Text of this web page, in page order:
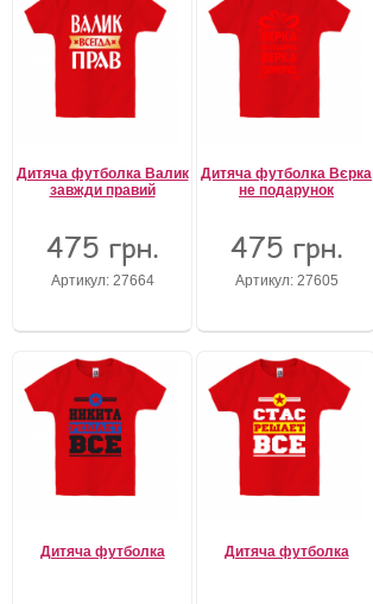
Дитяча футболка Валик
завжди правий
475 грн.
Артикул: 27664
Дитяча футболка Вєрка
не подарунок
475 грн.
Артикул: 27605
Дитяча футболка Дитяча футболка